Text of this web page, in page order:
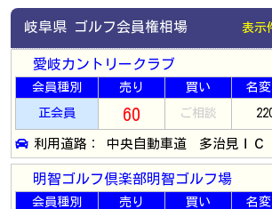
岐阜県 ゴルフ会員権相場 表示
愛岐カントリークラブ
会員種別 売り 買い 名
正会員 60 ご相談
利用道路： 中央自動車道 多治見ＩＣ
明智ゴルフ倶楽部明智ゴルフ場
会員種別 売り 買い 名